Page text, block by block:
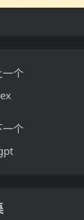
一个
一个